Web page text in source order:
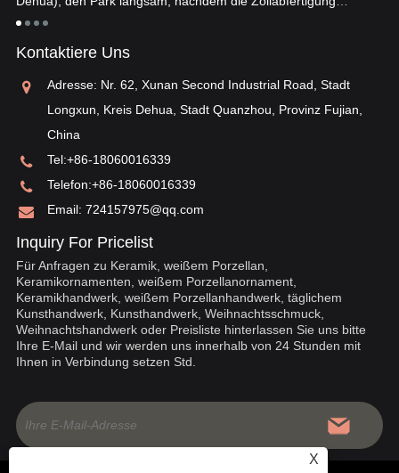
abgeschlossen war ...
Kontaktiere Uns
Adresse: Nr. 62, Xunan Second Industrial Road, Stadt
Longxun, Kreis Dehua, Stadt Quanzhou, Provinz Fujian,
China
Tel:+86-18060016339
Telefon:+86-18060016339
Email: 724157975@qq.com
Inquiry For Pricelist
Für Anfragen zu Keramik, weißem Porzellan,
Keramikornamenten, weißem Porzellanornament,
Keramikhandwerk, weißem Porzellanhandwerk, täglichem
Kunsthandwerk, Kunsthandwerk, Weihnachtsschmuck,
Weihnachtshandwerk oder Preisliste hinterlassen Sie uns bitte
Ihre E-Mail und wir werden uns innerhalb von 24 Stunden mit
Ihnen in Verbindung setzen Std.
X